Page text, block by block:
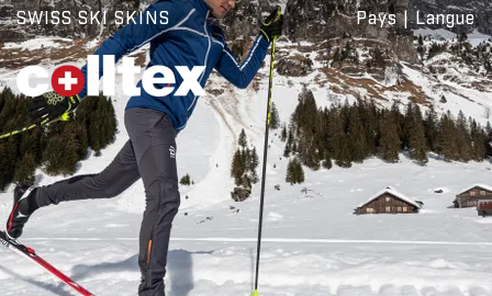
SWISS SKI SKINS Pays|Langue